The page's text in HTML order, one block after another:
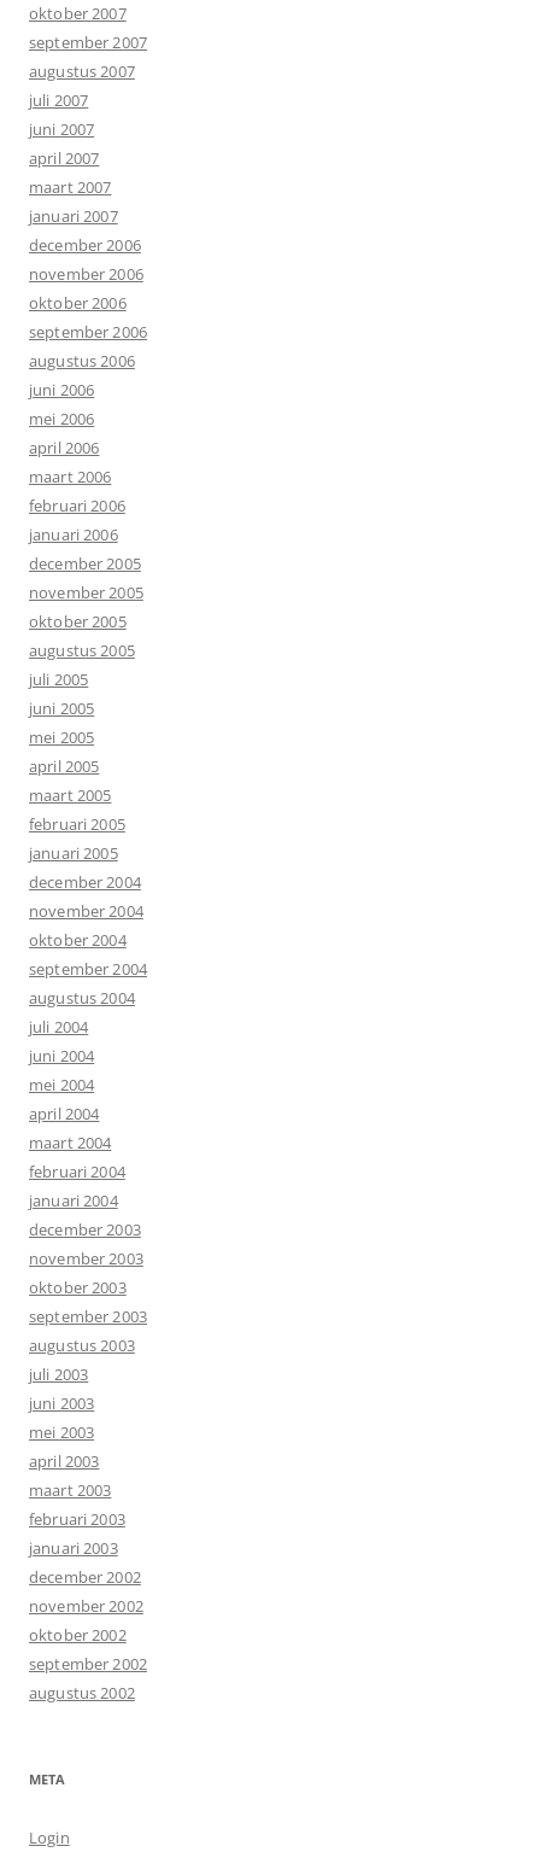
oktober 2007
september 2007
augustus 2007
juli 2007
juni 2007
april 2007
maart 2007
januari 2007
december 2006
november 2006
oktober 2006
september 2006
augustus 2006
juni 2006
mei 2006
april 2006
maart 2006
februari 2006
januari 2006
december 2005
november 2005
oktober 2005
augustus 2005
juli 2005
juni 2005
mei 2005
april 2005
maart 2005
februari 2005
januari 2005
december 2004
november 2004
oktober 2004
september 2004
augustus 2004
juli 2004
juni 2004
mei 2004
april 2004
maart 2004
februari 2004
januari 2004
december 2003
november 2003
oktober 2003
september 2003
augustus 2003
juli 2003
juni 2003
mei 2003
april 2003
maart 2003
februari 2003
januari 2003
december 2002
november 2002
oktober 2002
september 2002
augustus 2002
META
Login